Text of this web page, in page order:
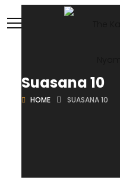
Suasana 10
HOME SUASANA 10